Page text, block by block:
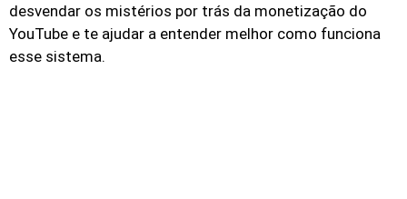
desvendar os mistérios por trás da monetização do
YouTube e te ajudar a entender melhor como funciona
esse sistema.